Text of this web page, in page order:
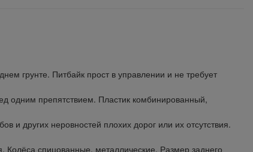
грунте. Питбайк прост в управлении и не требует
одним препятствием. Пластик комбинированный,
и других неровностей плохих дорог или их отсутствия.
Колёса спицованные, металлические. Размер заднего